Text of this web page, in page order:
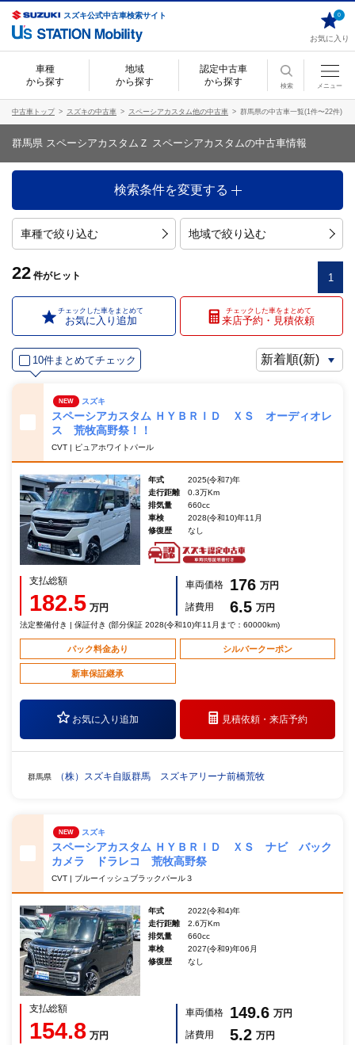
スズキ公式中古車検索サイト
お気に入り
0
車種
から探す
地域
から探す
認定中古車
から探す
検索 メニュー
中古車トップ スズキの中古車 スペーシアカスタム他の中古車 群馬県の中古車一覧(1件〜22件)
群馬県 スペーシアカスタムＺ スペーシアカスタムの中古車情報
検索条件を変更する
車種で絞り込む 地域で絞り込む
22 件がヒット 1
チェックした車をまとめて
お気に入り追加
チェックした車をまとめて
来店予約・見積依頼
10件まとめてチェック
NEW スズキ
スペーシアカスタム ＨＹＢＲＩＤ ＸＳ オーディオレ
ス 荒牧高野祭！！
CVT | ピュアホワイトパール
年式
2025(令和7)年
走行距離
0.3万Km
排気量
660cc
車検
2028(令和10)年11月
修復歴
なし
支払総額
182.5 万円
車両価格 176 万円
諸費用
6.5 万円
法定整備付き | 保証付き (部分保証 2028(令和10)年11月まで：60000km)
パック料金あり シルバークーポン
新車保証継承
お気に入り追加 見積依頼・来店予約
群馬県 （株）スズキ自販群馬 スズキアリーナ前橋荒牧
NEW スズキ
スペーシアカスタム ＨＹＢＲＩＤ ＸＳ ナビ バック
カメラ ドラレコ 荒牧高野祭
CVT | ブルーイッシュブラックパール３
年式
2022(令和4)年
走行距離
2.6万Km
排気量
660cc
車検
2027(令和9)年06月
修復歴
なし
支払総額
154.8 万円
車両価格 149.6 万円
諸費用
5.2 万円